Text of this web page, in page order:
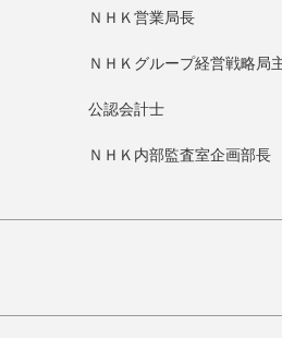
ＮＨＫ営業局長
ＮＨＫグループ経営戦略局
公認会計士
ＮＨＫ内部監査室企画部長